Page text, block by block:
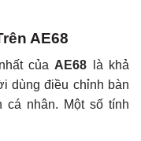
AE68
của AE68 là khả
dùng điều chỉnh bàn
cá nhân. Một số tính